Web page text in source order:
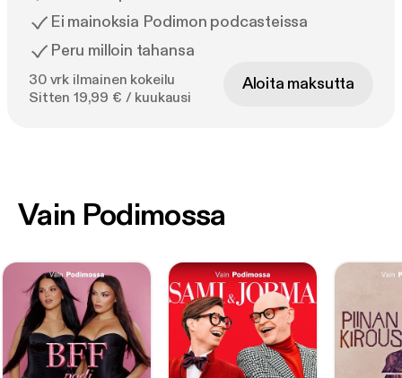
Ei mainoksia Podimon podcasteissa
Peru milloin tahansa
30 vrk ilmainen kokeilu
Sitten 19,99 € / kuukausi
Aloita maksutta
Vain Podimossa